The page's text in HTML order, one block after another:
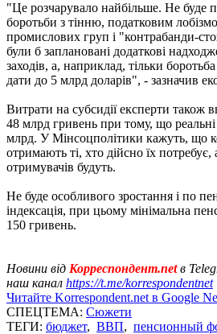
"Це розчарувало найбільше. Не буде
боротьби з тінню, податковим
промислових груп і "контрабанди-
були б заплановані додаткові
заходів, а, наприклад, тільки
дати до 5 млрд доларів", - зазначив
Витрати на субсидії експерти також
48 млрд гривень при тому, що
млрд. У Мінсоцполітики кажуть, що
отримають ті, хто дійсно їх потребує,
отримувачів будуть.
Не буде особливого зростання і по
індексація, при цьому мінімальна
150 гривень.
Новини від Корреспондент.netв
наш канал https://t.me/korrespondentnet
Читайте Korrespondent.net в Google
СПЕЦТЕМА: Сюжети
ТЕГИ: бюджет, ВВП, пенсионный